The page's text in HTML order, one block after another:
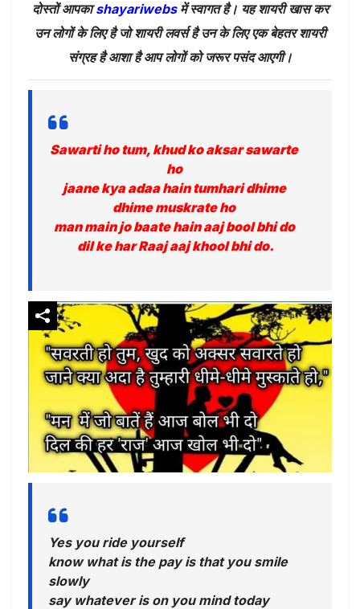
दोस्तों आपकाshayariwebsमें स्वागत है। यह शायरी खास कर
उन लोगों के लिए है जो शायरी लवर्स है उन के लिए एक बेहतर शायरी
संग्रह है आशा है आप लोगों को जरूर पसंद आएगी।
Sawarti ho tum, khud ko aksar sawarte
ho
jaane kya adaa hain tumhari dhime
dhime muskrate ho
man main jo baate hain aaj bool bhi do
dil ke har Raaj aaj khool bhi do.
Yes you ride yourself
know what is the pay is that you smile
slowly
say whatever is on you mind today